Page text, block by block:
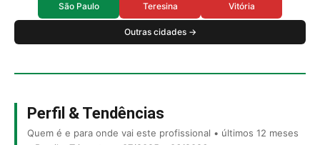
São Paulo Teresina Vitória
Outras cidades →
Perfil & Tendências
Quem é e para onde vai este profissional • últimos 12 meses